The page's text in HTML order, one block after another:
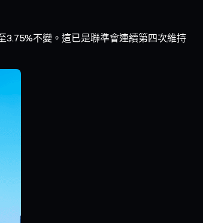
不變。這已是聯準會連續第四次維持